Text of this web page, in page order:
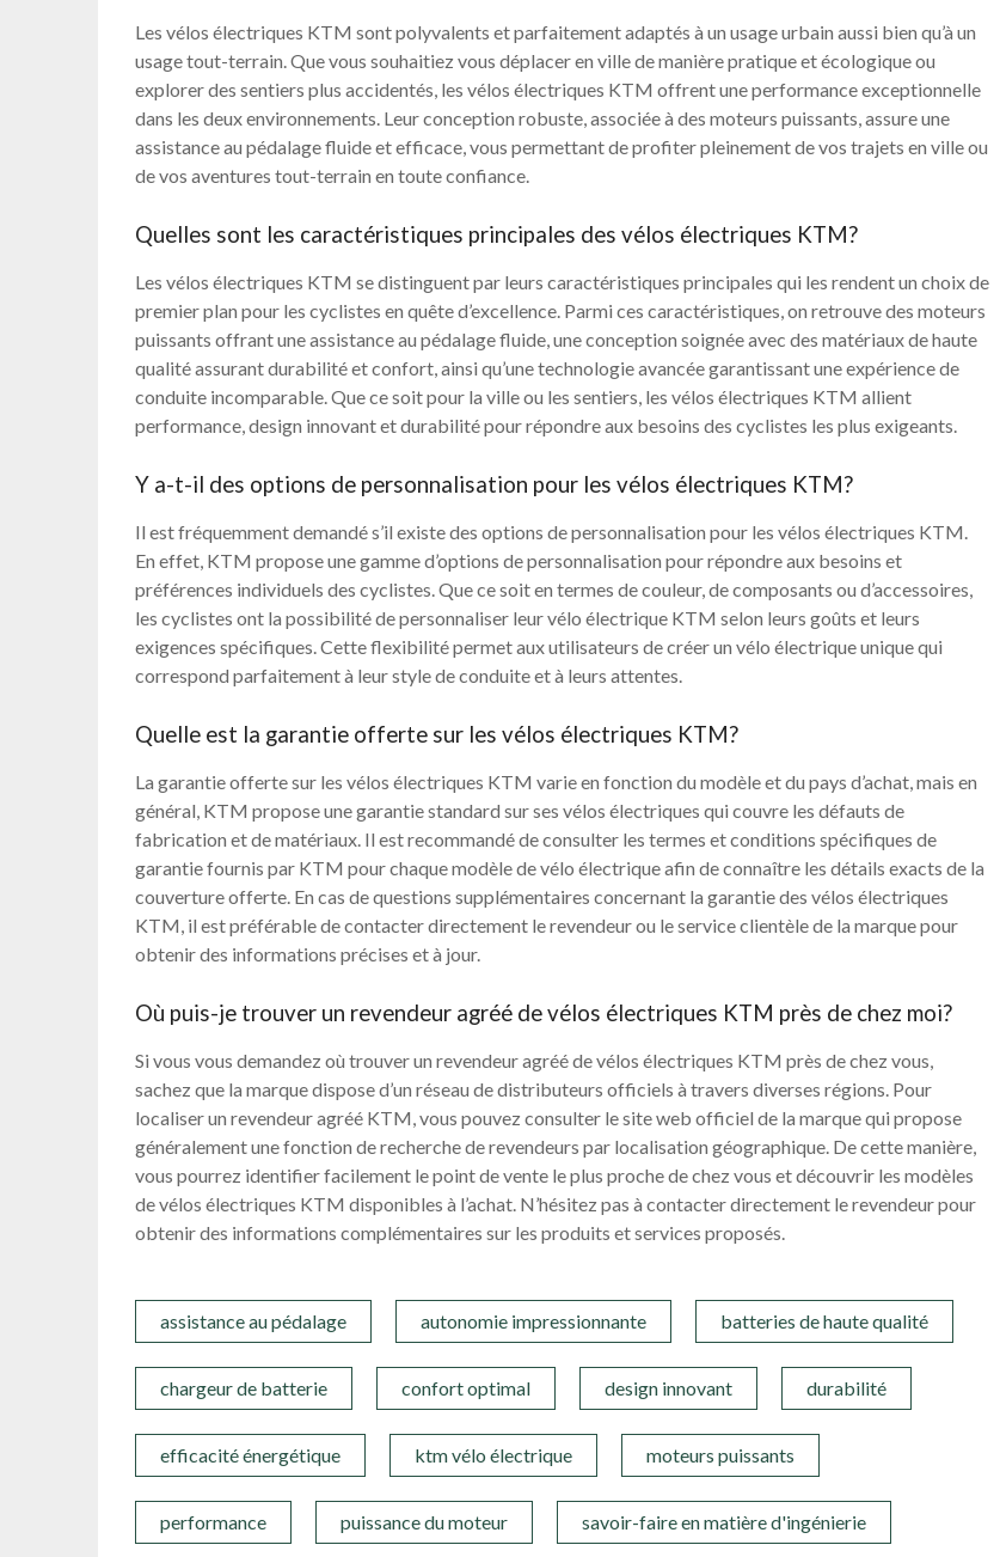
Les vélos électriques KTM sont polyvalents et parfaitement adaptés à un usage urbain aussi bien qu’à un
usage tout-terrain. Que vous souhaitiez vous déplacer en ville de manière pratique et écologique ou
explorer des sentiers plus accidentés, les vélos électriques KTM offrent une performance exceptionnelle
dans les deux environnements. Leur conception robuste, associée à des moteurs puissants, assure une
assistance au pédalage fluide et efficace, vous permettant de profiter pleinement de vos trajets en ville ou
de vos aventures tout-terrain en toute confiance.
Quelles sont les caractéristiques principales des vélos électriques KTM?
Les vélos électriques KTM se distinguent par leurs caractéristiques principales qui les rendent un choix de
premier plan pour les cyclistes en quête d’excellence. Parmi ces caractéristiques, on retrouve des moteurs
puissants offrant une assistance au pédalage fluide, une conception soignée avec des matériaux de haute
qualité assurant durabilité et confort, ainsi qu’une technologie avancée garantissant une expérience de
conduite incomparable. Que ce soit pour la ville ou les sentiers, les vélos électriques KTM allient
performance, design innovant et durabilité pour répondre aux besoins des cyclistes les plus exigeants.
Y a-t-il des options de personnalisation pour les vélos électriques KTM?
Il est fréquemment demandé s’il existe des options de personnalisation pour les vélos électriques KTM.
En effet, KTM propose une gamme d’options de personnalisation pour répondre aux besoins et
préférences individuels des cyclistes. Que ce soit en termes de couleur, de composants ou d’accessoires,
les cyclistes ont la possibilité de personnaliser leur vélo électrique KTM selon leurs goûts et leurs
exigences spécifiques. Cette flexibilité permet aux utilisateurs de créer un vélo électrique unique qui
correspond parfaitement à leur style de conduite et à leurs attentes.
Quelle est la garantie offerte sur les vélos électriques KTM?
La garantie offerte sur les vélos électriques KTM varie en fonction du modèle et du pays d’achat, mais en
général, KTM propose une garantie standard sur ses vélos électriques qui couvre les défauts de
fabrication et de matériaux. Il est recommandé de consulter les termes et conditions spécifiques de
garantie fournis par KTM pour chaque modèle de vélo électrique afin de connaître les détails exacts de la
couverture offerte. En cas de questions supplémentaires concernant la garantie des vélos électriques
KTM, il est préférable de contacter directement le revendeur ou le service clientèle de la marque pour
obtenir des informations précises et à jour.
Où puis-je trouver un revendeur agréé de vélos électriques KTM près de chez moi?
Si vous vous demandez où trouver un revendeur agréé de vélos électriques KTM près de chez vous,
sachez que la marque dispose d’un réseau de distributeurs officiels à travers diverses régions. Pour
localiser un revendeur agréé KTM, vous pouvez consulter le site web officiel de la marque qui propose
généralement une fonction de recherche de revendeurs par localisation géographique. De cette manière,
vous pourrez identifier facilement le point de vente le plus proche de chez vous et découvrir les modèles
de vélos électriques KTM disponibles à l’achat. N’hésitez pas à contacter directement le revendeur pour
obtenir des informations complémentaires sur les produits et services proposés.
assistance au pédalage autonomie impressionnante batteries de haute qualité
chargeur de batterie confort optimal design innovant durabilité
efficacité énergétique ktm vélo électrique moteurs puissants
performance puissance du moteur savoir-faire en matière d'ingénierie